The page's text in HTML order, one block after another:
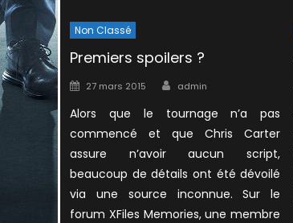
Non Classé
Premiers spoilers ?
Posted
27 mars 2015 Author
admin
Alors que le tournage n’a pas
commencé et que Chris Carter
assure n’avoir aucun script,
beaucoup de détails ont été dévoilé
via une source inconnue. Sur le
forum XFiles Memories, une membre